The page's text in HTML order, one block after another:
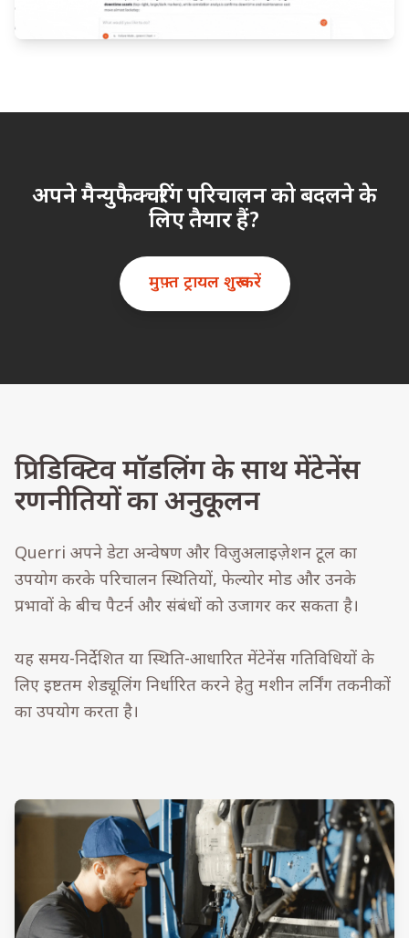
अपने मैन्युफैक्चरिंग परिचालन को बदलने के
लिए तैयार हैं?
मुफ़्त ट्रायल शुरू करें
प्रिडिक्टिव मॉडलिंग के साथ मेंटेनेंस
रणनीतियों का अनुकूलन
Querri अपने डेटा अन्वेषण और विज़ुअलाइज़ेशन टूल का
उपयोग करके परिचालन स्थितियों, फेल्योर मोड और उनके
प्रभावों के बीच पैटर्न और संबंधों को उजागर कर सकता है।
यह समय-निर्देशित या स्थिति-आधारित मेंटेनेंस गतिविधियों के
लिए इष्टतम शेड्यूलिंग निर्धारित करने हेतु मशीन लर्निंग तकनीकों
का उपयोग करता है।